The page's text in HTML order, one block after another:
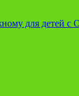
для детей с